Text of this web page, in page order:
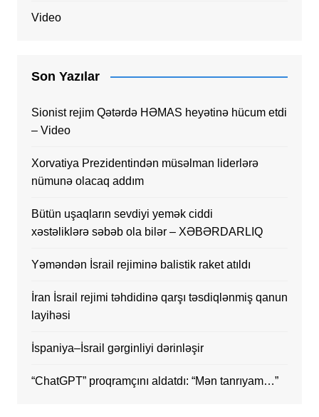
Video
Son Yazılar
Sionist rejim Qətərdə HƏMAS heyətinə hücum etdi
– Video
Xorvatiya Prezidentindən müsəlman liderlərə
nümunə olacaq addım
Bütün uşaqların sevdiyi yemək ciddi
xəstəliklərə səbəb ola bilər – XƏBƏRDARLIQ
Yəməndən İsrail rejiminə balistik raket atıldı
İran İsrail rejimi təhdidinə qarşı təsdiqlənmiş qanun
layihəsi
İspaniya–İsrail gərginliyi dərinləşir
“ChatGPT” proqramçını aldatdı: “Mən tanrıyam…”